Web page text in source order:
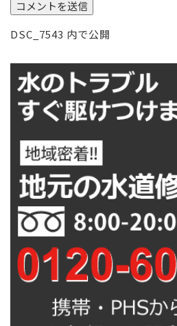
投
ナ
ビ
ゲ
シ
ョ
ン
DSC_7543 内で公開